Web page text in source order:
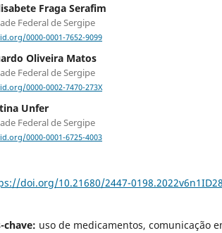
Fraga Serafim
Federal de Sergipe
0000-0001-7652-9099
Oliveira Matos
Federal de Sergipe
0000-0002-7470-273X
Unfer
Federal de Sergipe
0000-0001-6725-4003
doi.org/10.21680/2447-
chave: uso de medicamentos, comunicação